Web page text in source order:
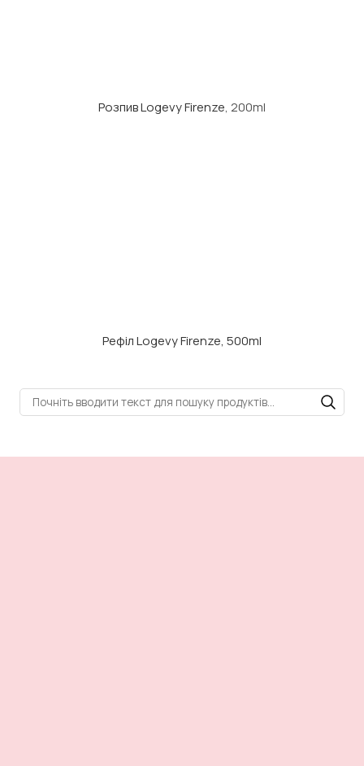
Розпив Logevy Firenze, 200ml
Рефіл Logevy Firenze, 500ml